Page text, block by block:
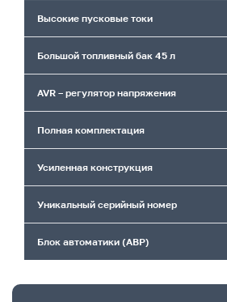
Высокие пусковые токи
Большой топливный бак 45 л
AVR – регулятор напряжения
Полная комплектация
Усиленная конструкция
Уникальный серийный номер
Блок автоматики (АВР)